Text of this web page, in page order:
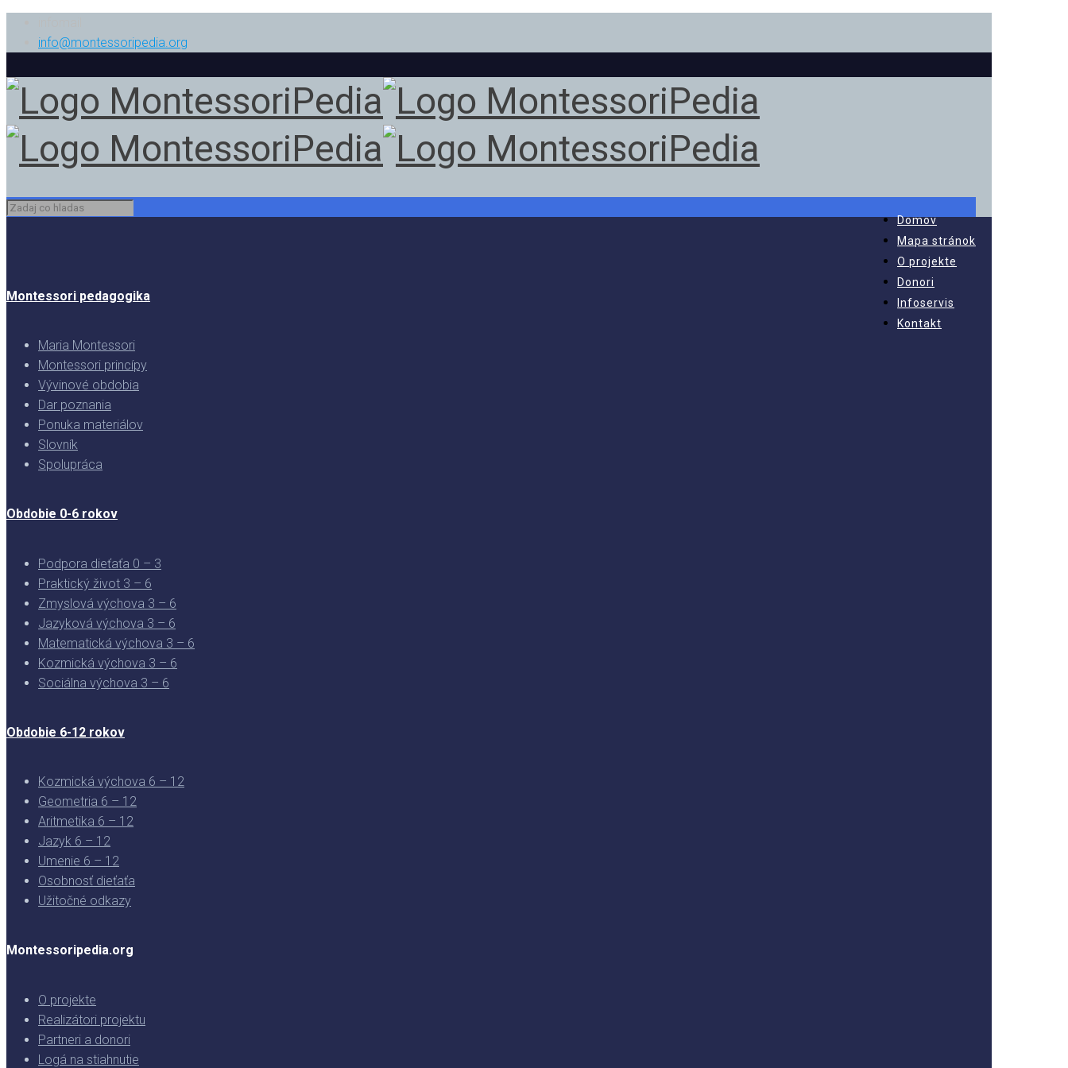
info@montessoripedia.org
Domov
Mapa stránok
O projekte
Donori
Infoservis
Kontakt
Montessori pedagogika
Maria Montessori
Montessori princípy
Vývinové obdobia
Dar poznania
Ponuka materiálov
Slovník
Spolupráca
Obdobie 0-6 rokov
Podpora dieťaťa 0 – 3
Praktický život 3 – 6
Zmyslová výchova 3 – 6
Jazyková výchova 3 – 6
Matematická výchova 3 – 6
Kozmická výchova 3 – 6
Sociálna výchova 3 – 6
Obdobie 6-12 rokov
Kozmická výchova 6 – 12
Geometria 6 – 12
Aritmetika 6 – 12
Jazyk 6 – 12
Umenie 6 – 12
Osobnosť dieťaťa
Užitočné odkazy
Montessoripedia.org
O projekte
Realizátori projektu
Partneri a donori
Logá na stiahnutie